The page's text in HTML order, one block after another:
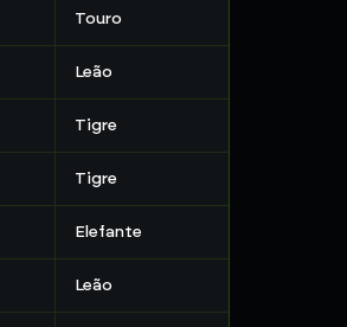
Touro
Leão
Tigre
Tigre
Elefante
Leão